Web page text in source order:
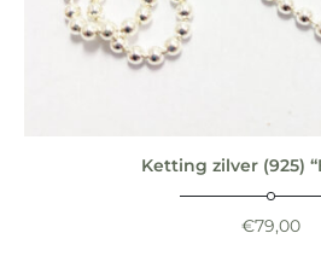
Ketting zilver (925)
€79,00